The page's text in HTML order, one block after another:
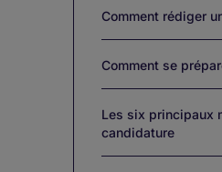
Comment rédiger
Comment se
Les six principaux
candidature